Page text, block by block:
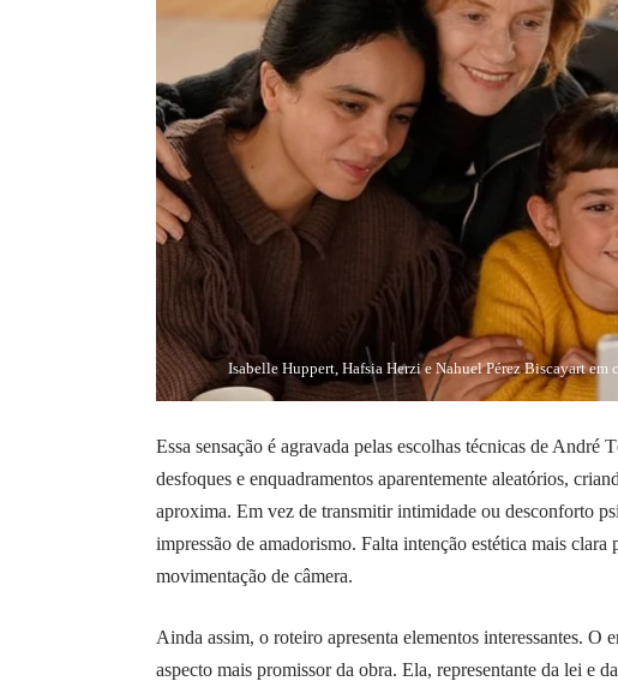
Isabelle Huppert, Hafsia Herzi e Nahuel Pérez Biscayart
Essa sensação é agravada pelas escolhas técnicas de André
desfoques e enquadramentos aparentemente aleatórios,
aproxima. Em vez de transmitir intimidade ou desconforto
impressão de amadorismo. Falta intenção estética mais
movimentação de câmera.
Ainda assim, o roteiro apresenta elementos interessantes.
aspecto mais promissor da obra. Ela, representante da lei e